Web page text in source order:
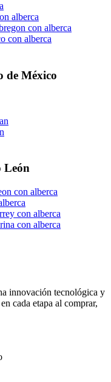
alberca
con alberca
con alberca
de México
León
con alberca
con alberca
con alberca
innovación tecnológica y
cada etapa al comprar,